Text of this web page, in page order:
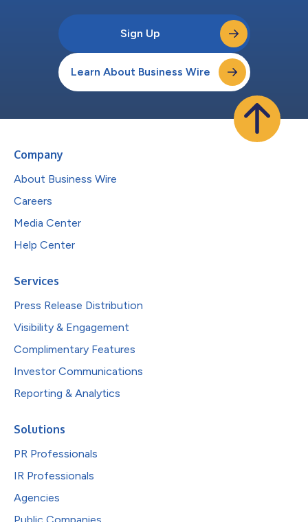
Sign Up
Learn About Business Wire
Company
About Business Wire
Careers
Media Center
Help Center
Services
Press Release Distribution
Visibility & Engagement
Complimentary Features
Investor Communications
Reporting & Analytics
Solutions
PR Professionals
IR Professionals
Agencies